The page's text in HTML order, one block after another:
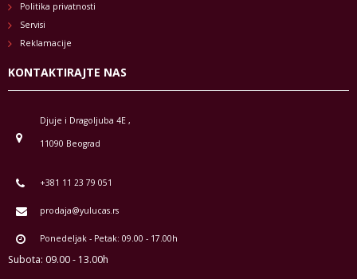
Politika privatnosti
Servisi
Reklamacije
KONTAKTIRAJTE NAS
Djuje i Dragoljuba 4E ,
11090 Beograd
+381 11 23 79 051
prodaja@yulucas.rs
Ponedeljak - Petak: 09.00 - 17.00h
Subota: 09.00 - 13.00h